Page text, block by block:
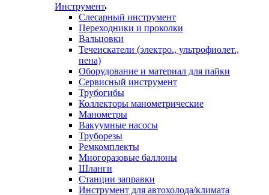
Инструмент
Слесарный инструмент
Переходники и проколки
Вальцовки
Течеискатели (электро., ультрофиолет.,
пена)
Оборудование и материал для пайки
Сервисный инструмент
Трубогибы
Коллекторы манометрические
Манометры
Вакуумные насосы
Труборезы
Ремкомплекты
Многоразовые баллоны
Шланги
Станции заправки
Инструмент для автохолода/климата